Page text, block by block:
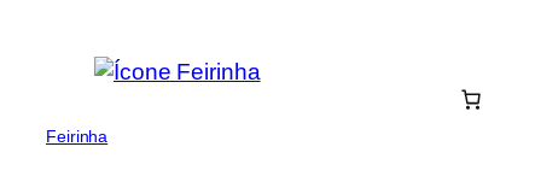
Feirinha